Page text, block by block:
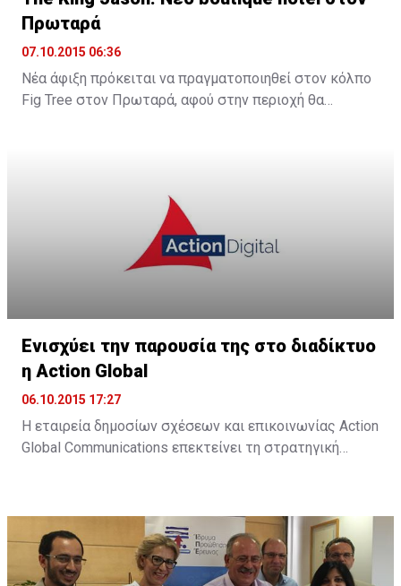
Πρωταρά
07.10.2015 06:36
Νέα άφιξη πρόκειται να πραγματοποιηθεί στον κόλπο
Fig Tree στον Πρωταρά, αφού στην περιοχή θα
Ενισχύει την παρουσία της στο διαδίκτυο
η Action Global
06.10.2015 17:27
Η εταιρεία δημοσίων σχέσεων και επικοινωνίας Action
Global Communications επεκτείνει τη στρατηγική
ανακοίνωση, "στο σημερινό ταχέως μεταβαλλόμενο
διαδικτυακό περιβάλλον, η Action Digital και η Action
Global Communications θα είναι σε θέση να
προσφέρουν πλήρως ολοκληρωμένες και ...